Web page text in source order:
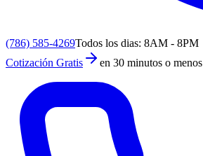
(786) 585-4269Todos los dias: 8AM - 8PM
Cotización Gratis
en 30 minutos o menos